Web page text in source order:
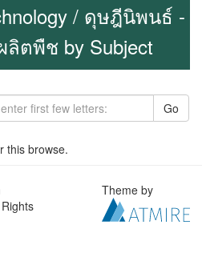
/ ดุษฎีนิพนธ์ -
ลิตพืช by Subject
Go
this browse.
Theme by